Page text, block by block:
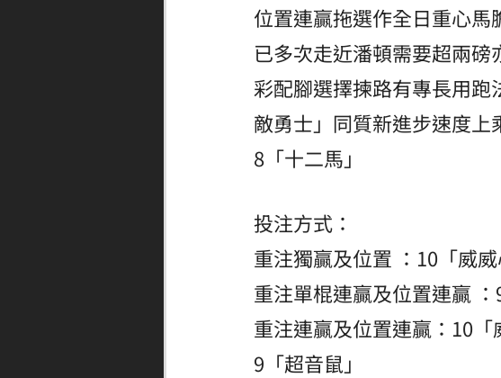
位置連贏拖選作全日重心
已多次走近潘頓需要超兩
彩配腳選擇揀路有專長用
敵勇士」同質新進步速度
8「十二馬」
投注方式：
重注獨贏及位置 ：10「威威
重注單棍連贏及位置連贏
重注連贏及位置連贏：10「
9「超音鼠」